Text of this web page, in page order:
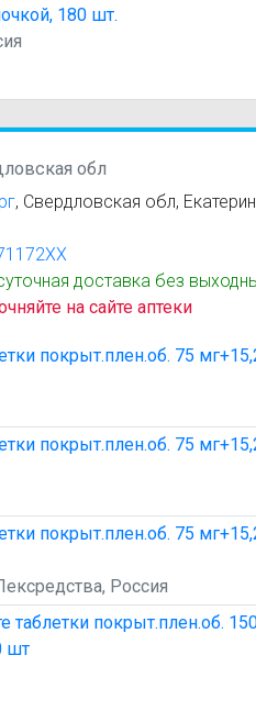
180 шт.
обл
, Свердловская обл,
доставка без
на сайте аптеки
покрыт.плен.об. 75
покрыт.плен.об. 75
покрыт.плен.об. 75
Россия
таблетки покрыт.плен.об.
шт